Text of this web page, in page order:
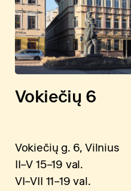
Vokiečių 6
Vokiečių g. 6, Vilnius
II–V 15–19 val.
VI–VII 11–19 val.